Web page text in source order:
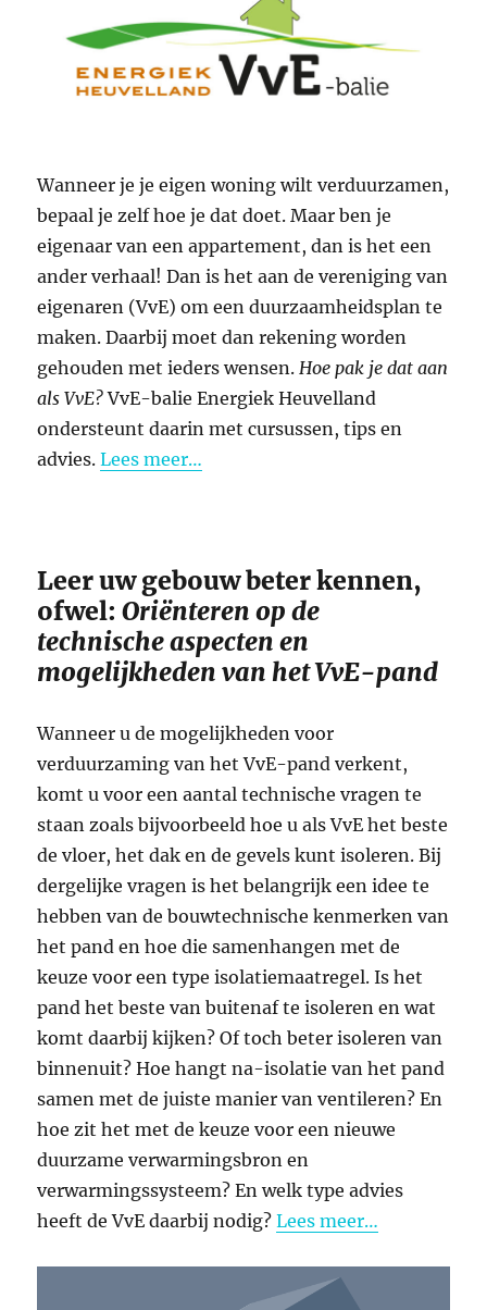
Wanneer je je eigen woning wilt verduurzamen,
bepaal je zelf hoe je dat doet. Maar ben je
eigenaar van een appartement, dan is het een
ander verhaal! Dan is het aan de vereniging van
eigenaren (VvE) om een duurzaamheidsplan te
maken. Daarbij moet dan rekening worden
gehouden met ieders wensen. Hoe pak je dat aan
als VvE?VvE-balie Energiek Heuvelland
ondersteunt daarin met cursussen, tips en
advies.Lees meer…
Leer uw gebouw beter kennen,
ofwel:Oriënteren op de
technische aspecten en
mogelijkheden van het VvE-pand
Wanneer u de mogelijkheden voor
verduurzaming van het VvE-pand verkent,
komt u voor een aantal technische vragen te
staan zoals bijvoorbeeld hoe u als VvE het beste
de vloer, het dak en de gevels kunt isoleren. Bij
dergelijke vragen is het belangrijk een idee te
hebben van de bouwtechnische kenmerken van
het pand en hoe die samenhangen met de
keuze voor een type isolatiemaatregel. Is het
pand het beste van buitenaf te isoleren en wat
komt daarbij kijken? Of toch beter isoleren van
binnenuit? Hoe hangt na-isolatie van het pand
samen met de juiste manier van ventileren? En
hoe zit het met de keuze voor een nieuwe
duurzame verwarmingsbron en
verwarmingssysteem? En welk type advies
heeft de VvE daarbij nodig?Lees meer…